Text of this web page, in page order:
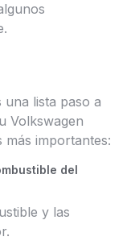
lista paso a
Volkswagen
importantes:
del
y las